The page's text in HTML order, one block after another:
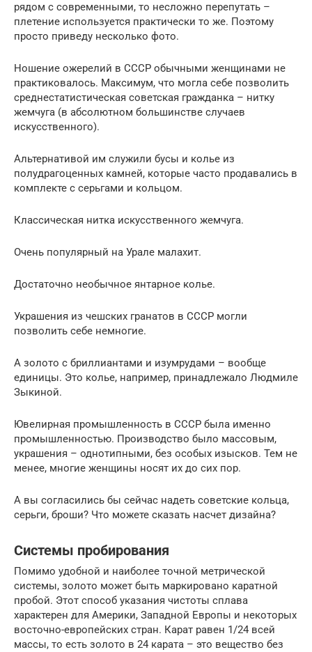
рядом с современными, то несложно перепутать –
плетение используется практически то же. Поэтому
просто приведу несколько фото.
Ношение ожерелий в СССР обычными женщинами не
практиковалось. Максимум, что могла себе позволить
среднестатистическая советская гражданка – нитку
жемчуга (в абсолютном большинстве случаев
искусственного).
Альтернативой им служили бусы и колье из
полудрагоценных камней, которые часто продавались в
комплекте с серьгами и кольцом.
Классическая нитка искусственного жемчуга.
Очень популярный на Урале малахит.
Достаточно необычное янтарное колье.
Украшения из чешских гранатов в СССР могли
позволить себе немногие.
А золото с бриллиантами и изумрудами – вообще
единицы. Это колье, например, принадлежало Людмиле
Зыкиной.
Ювелирная промышленность в СССР была именно
промышленностью. Производство было массовым,
украшения – однотипными, без особых изысков. Тем не
менее, многие женщины носят их до сих пор.
А вы согласились бы сейчас надеть советские кольца,
серьги, броши? Что можете сказать насчет дизайна?
Системы пробирования
Помимо удобной и наиболее точной метрической
системы, золото может быть маркировано каратной
пробой. Этот способ указания чистоты сплава
характерен для Америки, Западной Европы и некоторых
восточно-европейских стран. Карат равен 1/24 всей
массы, то есть золото в 24 карата – это вещество без